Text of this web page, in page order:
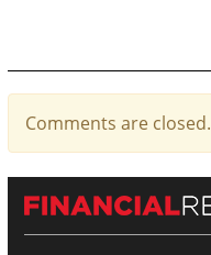
Comments are closed.